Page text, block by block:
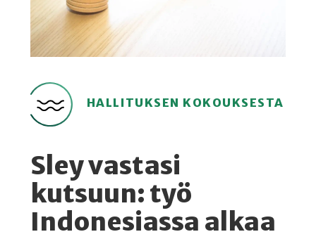
HALLITUKSEN KOKOUKSESTA
Sley vastasi
kutsuun: työ
Indonesiassa alkaa